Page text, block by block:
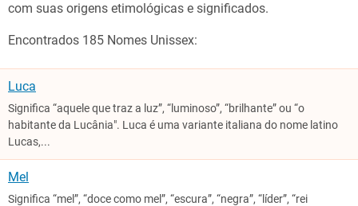
com suas origens etimológicas e significados.
Encontrados 185 Nomes Unissex:
Luca
Significa “aquele que traz a luz”, “luminoso”, “brilhante” ou “o
habitante da Lucânia". Luca é uma variante italiana do nome latino
Lucas,...
Mel
Significa “mel”, “doce como mel”, “escura”, “negra”, “líder”, “rei